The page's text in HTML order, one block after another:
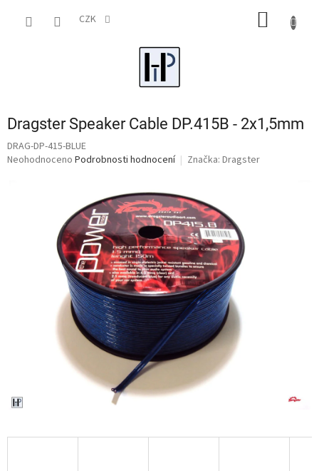
CZK
Dragster Speaker Cable DP.415B - 2x1,5mm
DRAG-DP-415-BLUE
Průměrné
Neohodnoceno Podrobnosti hodnocení Značka: Dragster